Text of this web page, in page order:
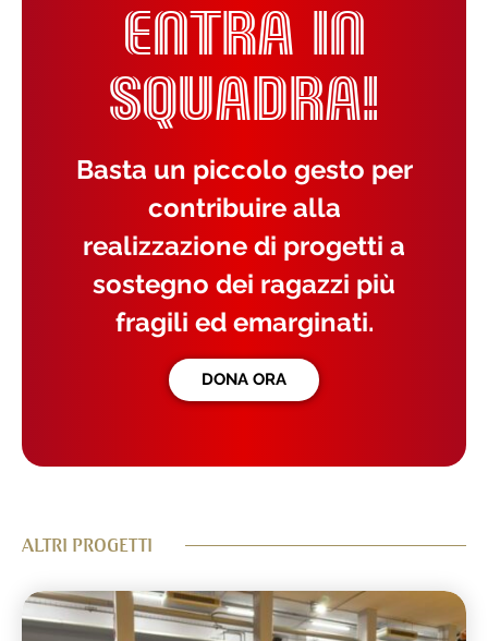
ENTRA IN
SQUADRA!
Basta un piccolo gesto per
contribuire alla
realizzazione di progetti a
sostegno dei ragazzi più
fragili ed emarginati.
DONA ORA
ALTRI PROGETTI